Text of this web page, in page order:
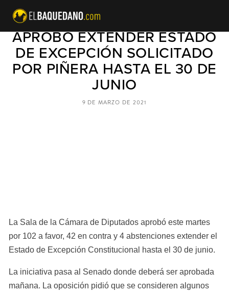
CÁMARA DE DIPUTADOS
APROBÓ EXTENDER ESTADO
DE EXCEPCIÓN SOLICITADO
POR PIÑERA HASTA EL 30 DE
JUNIO
La Sala de la Cámara de Diputados aprobó este martes
por 102 a favor, 42 en contra y 4 abstenciones extender el
Estado de Excepción Constitucional hasta el 30 de junio.
La iniciativa pasa al Senado donde deberá ser aprobada
mañana. La oposición pidió que se consideren algunos
9 DE MARZO DE 2021